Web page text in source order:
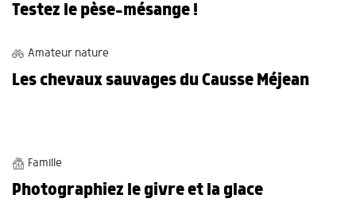
Testez le pèse-mésange !
Amateur nature
Les chevaux sauvages du Causse Méjean
Famille
Photographiez le givre et la glace